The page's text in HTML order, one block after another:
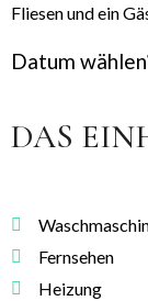
Fliesen und ein
Datum wählen
DAS
Fernsehen
Heizung